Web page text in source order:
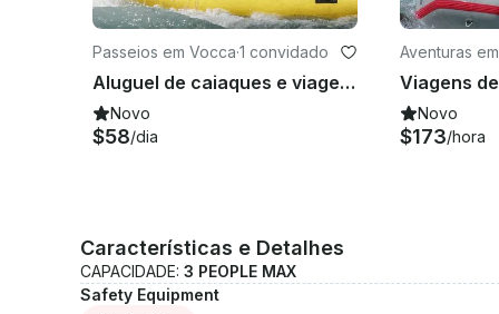
Passeios em Vocca·1 convidado
Aluguel de caiaques e viagens em Vocca, Itália
Novo
$58/dia
Aventuras
a
Novo
$173/hora
Características e Detalhes
CAPACIDADE: 3 PEOPLE MAX
Safety Equipment